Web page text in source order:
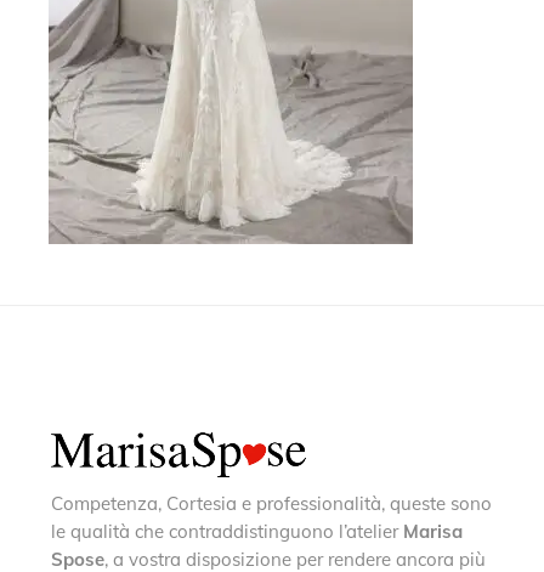
Competenza, Cortesia e professionalità, queste sono
le qualità che contraddistinguono l’atelier Marisa
Spose, a vostra disposizione per rendere ancora più